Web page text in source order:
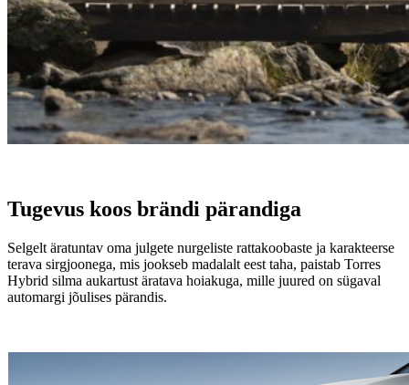
Tugevus koos brändi pärandiga
Selgelt äratuntav oma julgete nurgeliste rattakoobaste ja karakteerse
terava sirgjoonega, mis jookseb madalalt eest taha, paistab Torres
Hybrid silma aukartust äratava hoiakuga, mille juured on sügaval
automargi jõulises pärandis.